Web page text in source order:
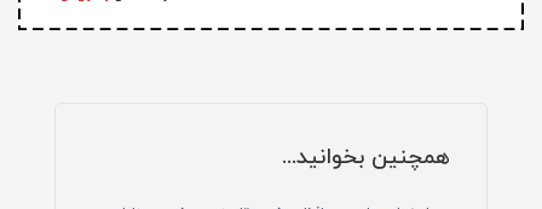
همچنین بخوانید...